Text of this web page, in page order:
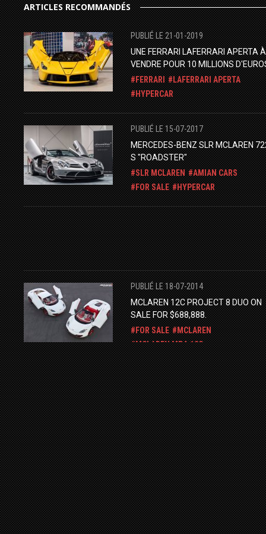
ARTICLES RECOMMANDÉS
PUBLIÉ LE 21-01-2019
UNE FERRARI LAFERRARI APERTA À
VENDRE POUR 10 MILLIONS
FERRARI
LAFERRARI APERTA
HYPERCAR
PUBLIÉ LE 15-07-2017
MERCEDES-BENZ SLR MCLAREN
S "ROADSTER"
SLR MCLAREN
AMIAN CARS
FOR SALE
HYPERCAR
PUBLIÉ LE 18-07-2014
MCLAREN 12C PROJECT 8 DUO ON
SALE FOR $688,888.
FOR SALE
MCLAREN
MCLAREN MP4-12C
MCLAREN NEWPORT BEACH
PUBLIÉ LE 01-11-2025
KOENIGSEGG JESKO ATTACK FOR
SALE
KOENIGSEGG
FOR SALE
PUBLIÉ LE 02-03-2017
FOR SALE : PORSCHE CARRERA GT
2004
PORSCHE CARRERA GT